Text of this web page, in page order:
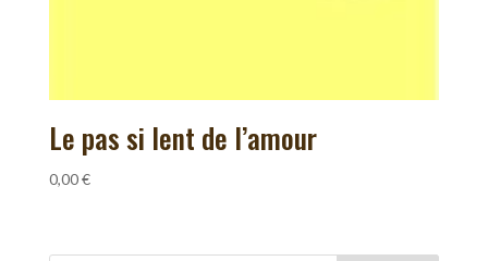
Le pas si lent de l’amour
0,00€